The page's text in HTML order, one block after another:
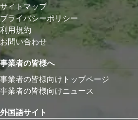
サイトマップ
プライバシーポリシー
利用規約
お問い合わせ
事業者の皆様へ
事業者の皆様向けトップページ
事業者の皆様向けニュース
外国語サイト